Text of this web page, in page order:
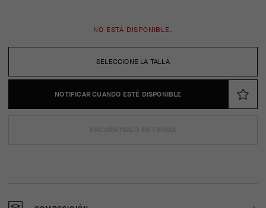
SELECCIONE LA TALLA
NO ESTÁ DISPONIBLE.
NOTIFICAR CUANDO ESTÉ DISPONIBLE